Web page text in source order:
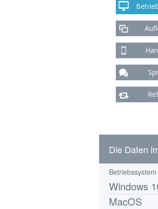
Die Daten
Betriebssystem
Windows
MacOS